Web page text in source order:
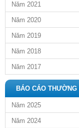
Năm 2021
Năm 2020
Năm 2019
Năm 2018
Năm 2017
BÁO CÁO THƯỜNG
Năm 2025
Năm 2024